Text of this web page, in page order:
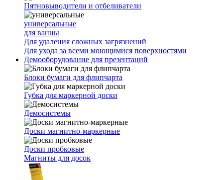
Пятновыводители и отбеливатели
универсальные
для ванны
Для удаления сложных загрязнений
Для ухода за всеми моющимися поверхностями
Демооборудование для презентаций
Блоки бумаги для флипчарта
Губка для маркерной доски
Демосистемы
Доски магнитно-маркерные
Доски пробковые
Магниты для досок